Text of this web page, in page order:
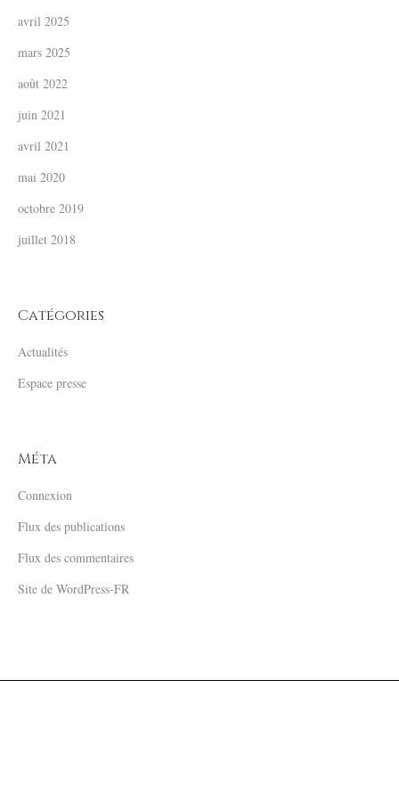
avril 2025
mars 2025
août 2022
juin 2021
avril 2021
mai 2020
octobre 2019
juillet 2018
Catégories
Actualités
Espace presse
Méta
Connexion
Flux des publications
Flux des commentaires
Site de WordPress-FR